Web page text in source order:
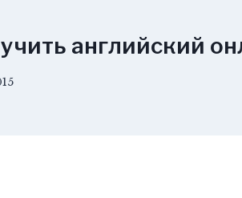
английский